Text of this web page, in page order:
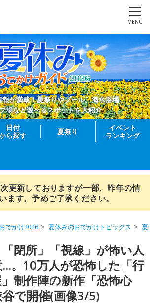
MENU
が満載！夏祭りやプール、海水浴場、
場など遊べるスポットを大紹介
日付
ら探す
夏祭り
イベント
ランキング
更新しておりますが一部、昨年の情
ます。予めご了承ください。
でかけ2026 夏休みのおでかけトピックス 夏
「閉所」「視線」が怖い人
。10万人が恐怖した「行
制作陣の新作「恐怖心
で開催(画像3/5)